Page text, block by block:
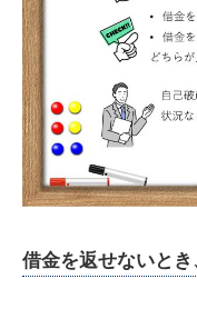
借金を返せないと